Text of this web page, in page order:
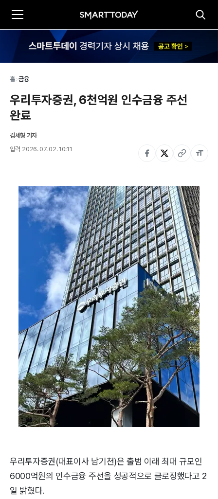
홈>금융
우리투자증권, 6천억원 인수금융 주선
완료
김세형 기자
입력 2026. 07. 02. 10:11
우리투자증권(대표이사 남기천)은 출범 이래 최대 규모인
6000억원의 인수금융 주선을 성공적으로 클로징했다고 2
일 밝혔다.